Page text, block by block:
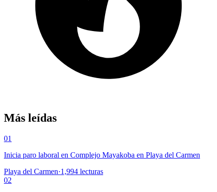
Más leídas
01
Inicia paro laboral en Complejo Mayakoba en Playa del Carmen
Playa del Carmen·1,994 lecturas
02